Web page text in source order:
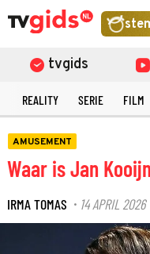
tvgids
REALITY SERIE FILM
AMUSEMENT
Waar is Jan
IRMA TOMAS · 14 APRIL 2026